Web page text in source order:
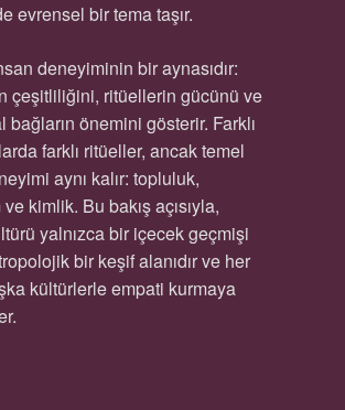
evrensel bir tema taşır.
deneyiminin bir aynasıdır:
çeşitliliğini, ritüellerin gücünü ve
bağların önemini gösterir. Farklı
farklı ritüeller, ancak temel
aynı kalır: topluluk,
kimlik. Bu bakış açısıyla,
yalnızca bir içecek geçmişi
bir keşif alanıdır ve her
kültürlerle empati kurmaya